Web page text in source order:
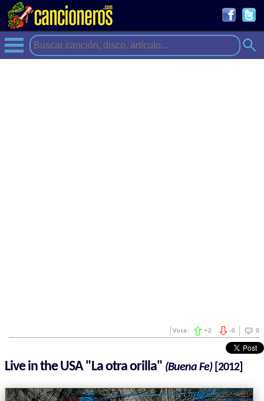
0
-0
Vota: +2
Live in the USA "La otra orilla" (Buena Fe)[2012]